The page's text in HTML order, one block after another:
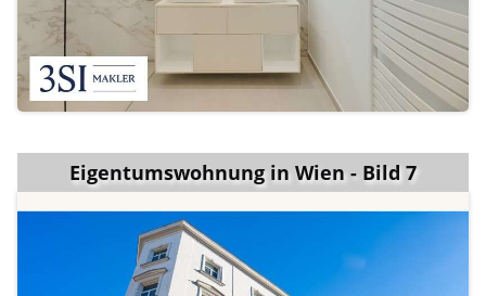
Eigentumswohnung in Wien - Bild 7